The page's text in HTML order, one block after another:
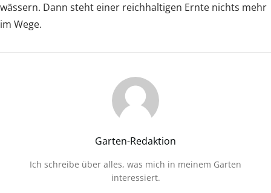
wässern. Dann steht einer reichhaltigen Ernte nichts mehr
im Wege.
Garten-Redaktion
Ich schreibe über alles, was mich in meinem Garten
interessiert.